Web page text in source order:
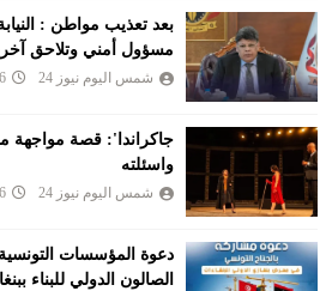
بعد تعذيب مواطن :
مسؤول أمني وتلاحق
شمس اليوم نيوز 24 06
جاكراندا': قصة مواجهة
واسئلته
شمس اليوم نيوز 24 06
دعوة المؤسسات
الصالون الدولي للبناء